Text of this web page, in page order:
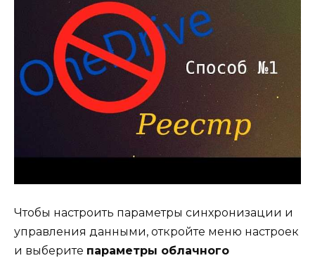
Чтобы настроить параметры синхронизации и
управления данными, откройте меню настроек
и выберите параметры облачного